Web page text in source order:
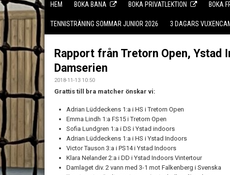
HEM BOKA BANA BOKA PRIVATLEKTION BOKA
TENNISTRÄNING SOMMAR JUNIOR 2026 3 DAGARS
Rapport från Tretorn Open, Ystad
Damserien
2018-11-13 10:50
Grattis till bra matcher önskar vi:
Adrian Lüddeckens 1:a i HS i Tretorn Open
Emma Lindh 1:a FS15 i Tretorn Open
Sofia Lundgren 1:a i DS i Ystad indoors
Adrian Lüddeckens 1:a i HS i Ystad Indoors
Victor Tauson 3:a i PS14 i Ystad Indoors
Klara Nelander 2:a i DD i Ystad Indoors Vintertour
Damlaget div. 2 vann med 3-1 mot Falkenberg i Svenska